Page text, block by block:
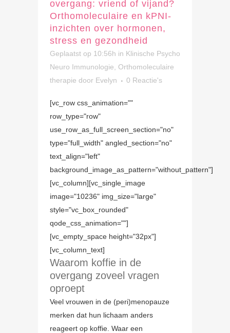
overgang: vriend of vijand?
Orthomoleculaire en kPNI-
inzichten over hormonen,
stress en gezondheid
Geplaatst op 10:56h in Klinische Psycho
Neuro Immunologie
Orthomoleculaire
therapie door Evelyn 0 Reactie's
[vc_row css_animation=""
row_type="row"
use_row_as_full_screen_section="no"
type="full_width" angled_section="no"
text_align="left"
background_image_as_pattern="without_pattern"]
[vc_column][vc_single_image
image="10236" img_size="large"
style="vc_box_rounded"
qode_css_animation=""]
[vc_empty_space height="32px"]
[vc_column_text]
Waarom koffie in de
overgang zoveel vragen
oproept
Veel vrouwen in de (peri)menopauze
merken dat hun lichaam anders
reageert op koffie. Waar een